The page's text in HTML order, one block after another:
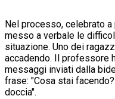
Nel processo, celebrato a
messo a verbale le
situazione. Uno dei
accadendo. Il professore
messaggi inviati dalla
frase: "Cosa stai
doccia".